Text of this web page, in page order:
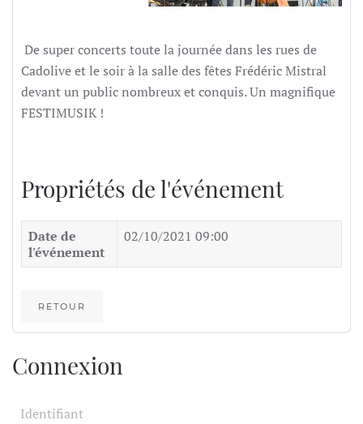
De super concerts toute la journée dans les rues de
Cadolive et le soir à la salle des fêtes Frédéric Mistral
devant un public nombreux et conquis. Un magnifique
FESTIMUSIK !
Propriétés de l'événement
Date de
l'événement
02/10/2021 09:00
RETOUR
Connexion